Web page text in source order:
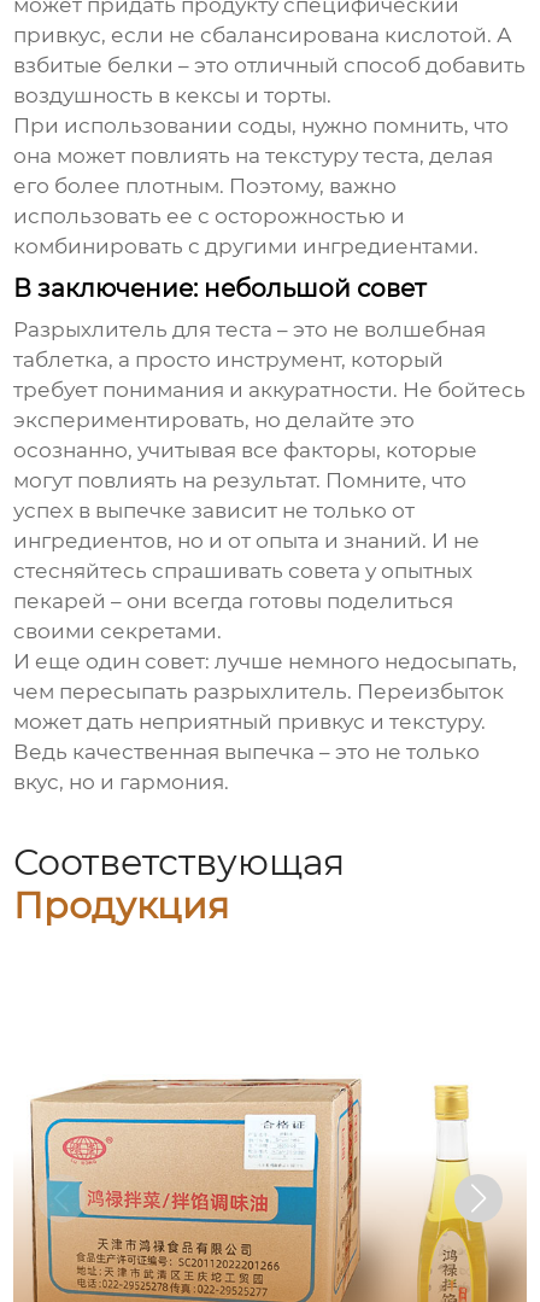
может придать продукту специфический
привкус, если не сбалансирована кислотой. А
взбитые белки – это отличный способ добавить
воздушность в кексы и торты.
При использовании соды, нужно помнить, что
она может повлиять на текстуру теста, делая
его более плотным. Поэтому, важно
использовать ее с осторожностью и
комбинировать с другими ингредиентами.
В заключение: небольшой совет
Разрыхлитель для теста – это не волшебная
таблетка, а просто инструмент, который
требует понимания и аккуратности. Не бойтесь
экспериментировать, но делайте это
осознанно, учитывая все факторы, которые
могут повлиять на результат. Помните, что
успех в выпечке зависит не только от
ингредиентов, но и от опыта и знаний. И не
стесняйтесь спрашивать совета у опытных
пекарей – они всегда готовы поделиться
своими секретами.
И еще один совет: лучше немного недосыпать,
чем пересыпать разрыхлитель. Переизбыток
может дать неприятный привкус и текстуру.
Ведь качественная выпечка – это не только
вкус, но и гармония.
Соответствующая
Продукция